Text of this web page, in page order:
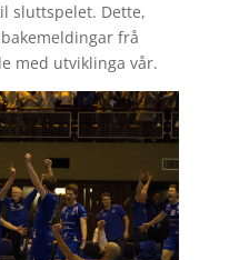
sluttspelet. Dette,
frå
med utviklinga vår.